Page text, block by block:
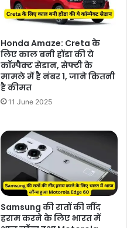
Honda Amaze: Creta के
लिए काल बनी होंडा की ये
कॉम्पैक्ट सेडान, सेफ्टी के
मामले में है नंबर 1, जाने कितनी
है कीमत
11 June 2025
Samsung की रातों की नींद
हराम करने के लिए भारत में